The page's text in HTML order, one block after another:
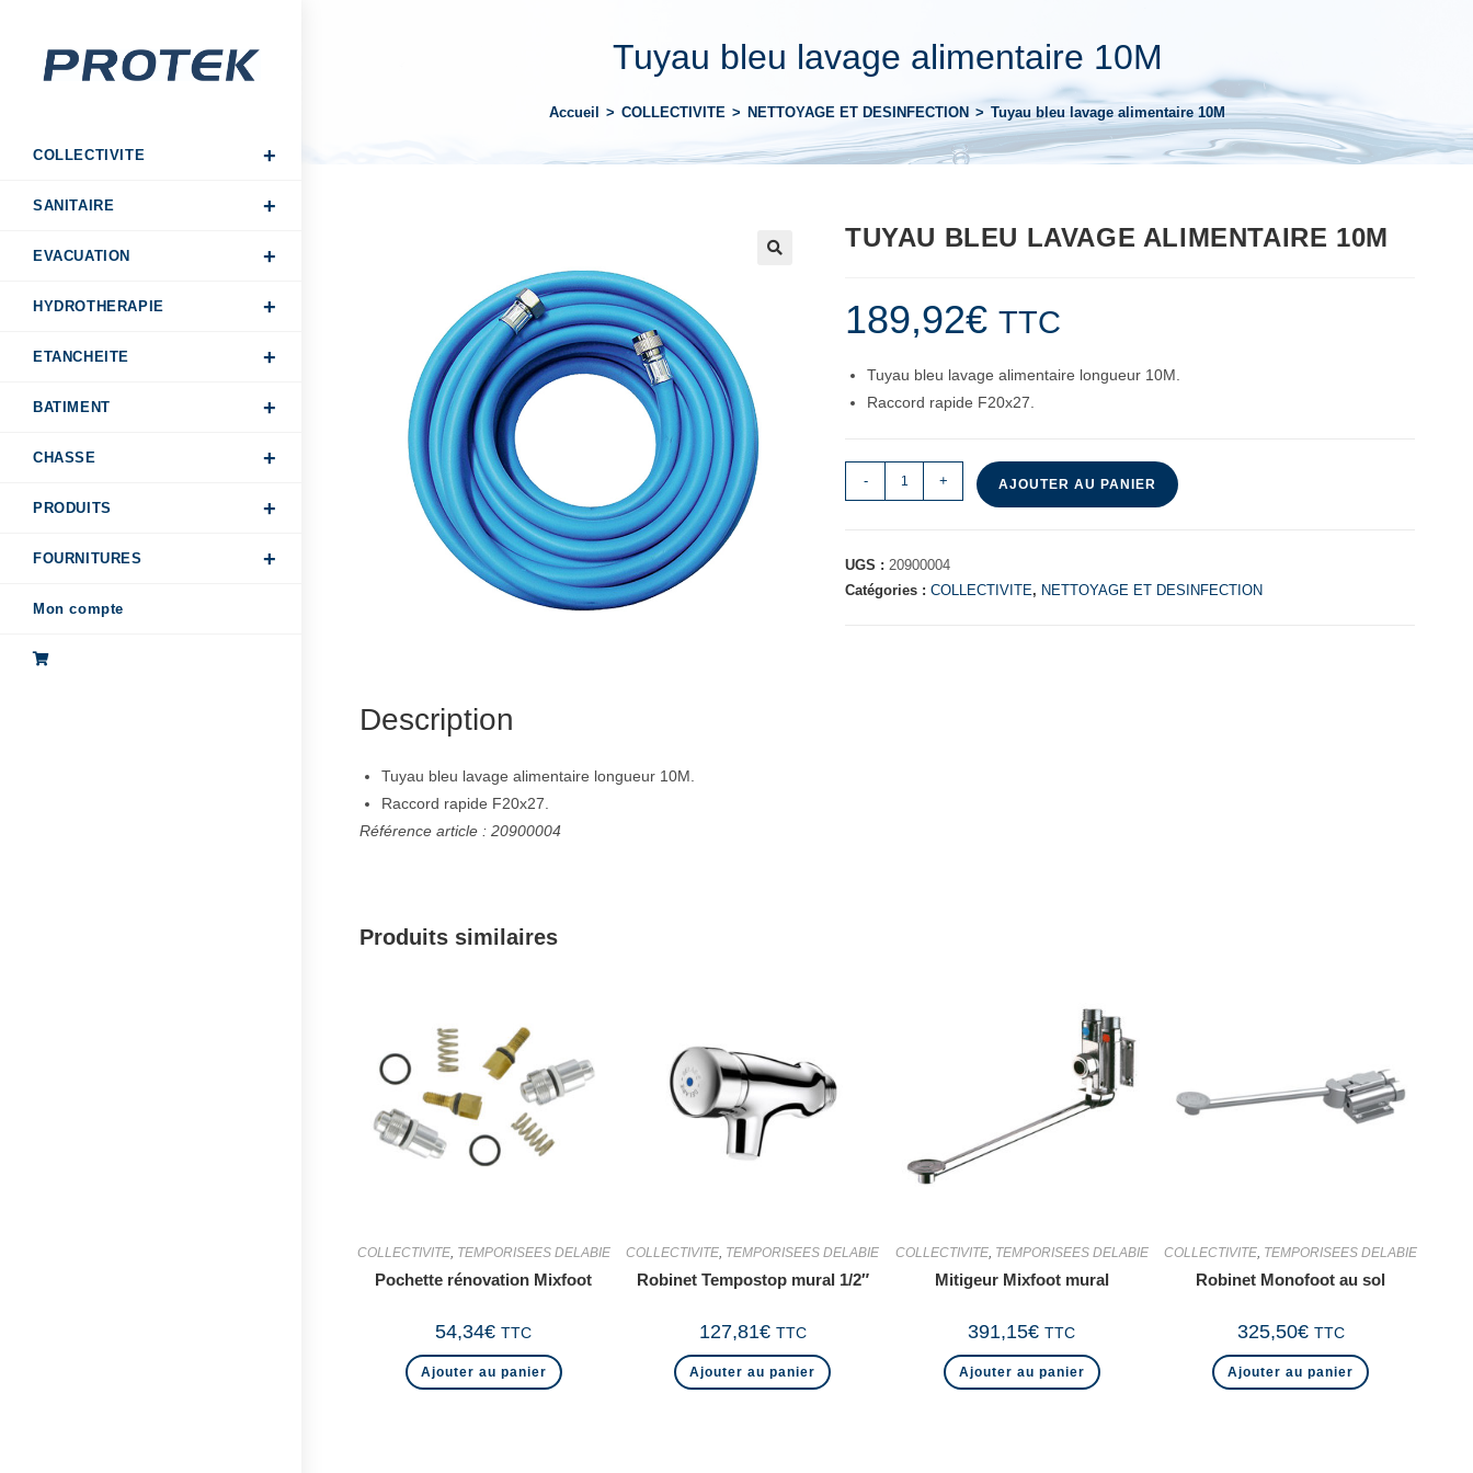
COLLECTIVITE
SANITAIRE
EVACUATION
HYDROTHERAPIE
ETANCHEITE
BATIMENT
CHASSE
PRODUITS
FOURNITURES
Mon compte
Tuyau bleu lavage alimentaire 10M
Accueil > COLLECTIVITE > NETTOYAGE ET DESINFECTION > Tuyau bleu lavage alimentaire 10M
TUYAU BLEU LAVAGE ALIMENTAIRE 10M
189,92€ TTC
Tuyau bleu lavage alimentaire longueur 10M.
Raccord rapide F20x27.
- + AJOUTER AU PANIER
UGS :20900004
Catégories :COLLECTIVITE, NETTOYAGE ET DESINFECTION
Description
Tuyau bleu lavage alimentaire longueur 10M.
Raccord rapide F20x27.
Référence article : 20900004
Produits similaires
COLLECTIVITE, TEMPORISEES DELABIE
Pochette rénovation Mixfoot
54,34€ TTC
Ajouter au panier
COLLECTIVITE, TEMPORISEES DELABIE
Robinet Tempostop mural 1/2″
127,81€ TTC
Ajouter au panier
COLLECTIVITE, TEMPORISEES DELABIE
Mitigeur Mixfoot mural
391,15€ TTC
Ajouter au panier
COLLECTIVITE, TEMPORISEES DELABIE
Robinet Monofoot au sol
325,50€ TTC
Ajouter au panier